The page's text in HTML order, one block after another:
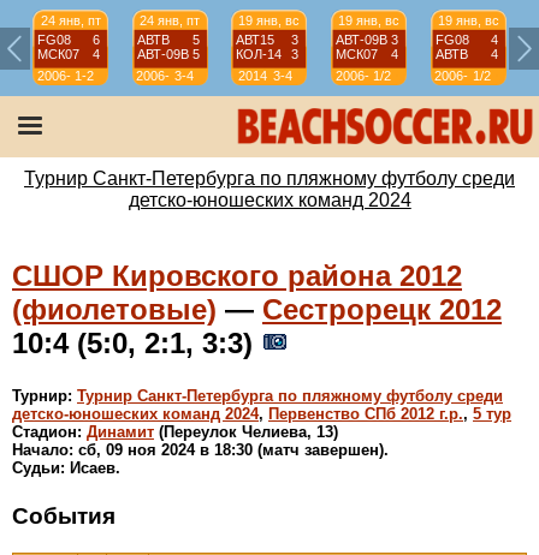
24 янв, пт
FG08
6
МСК07
4
2006-
07
1-2
24 янв, пт
АВТВ
5
АВТ-09B 5
2006-
07
3-4
19 янв, вс
АВТ15
3
КОЛ-14
3
2014 3-4
19 янв, вс
АВТ-09B 3
МСК07
4
2006-
07
1/2
19 янв, вс
FG08
4
АВТВ
4
2006-
07
1/2
Турнир Санкт-Петербурга по пляжному футболу среди
детско-юношеских команд 2024
СШОР Кировского района 2012
(фиолетовые) — Сестрорецк 2012
10:4 (5:0, 2:1, 3:3)
Турнир: Турнир Санкт-Петербурга по пляжному футболу среди
детско-юношеских команд 2024, Первенство СПб 2012 г.р., 5 тур
Стадион: Динамит (Переулок Челиева, 13)
Начало: сб, 09 ноя 2024 в 18:30 (матч завершен).
Судьи: Исаев.
События